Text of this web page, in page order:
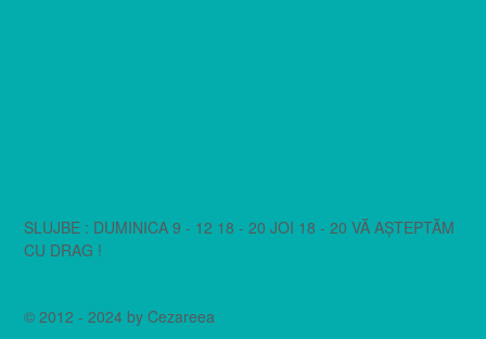
SLUJBE : DUMINICA 9 - 12 18 - 20 JOI 18 - 20 VĂ AȘTEPTĂM
CU DRAG !
© 2012 - 2024 by Cezareea